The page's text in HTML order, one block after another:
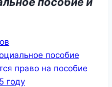
пособие
право на пособие
году